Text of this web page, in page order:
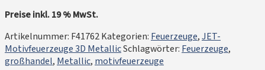
Preise inkl. 19 % MwSt.
Artikelnummer: F41762Kategorien: Feuerzeuge,JET-
Motivfeuerzeuge 3D MetallicSchlagwörter: Feuerzeuge,
großhandel, Metallic, motivfeuerzeuge